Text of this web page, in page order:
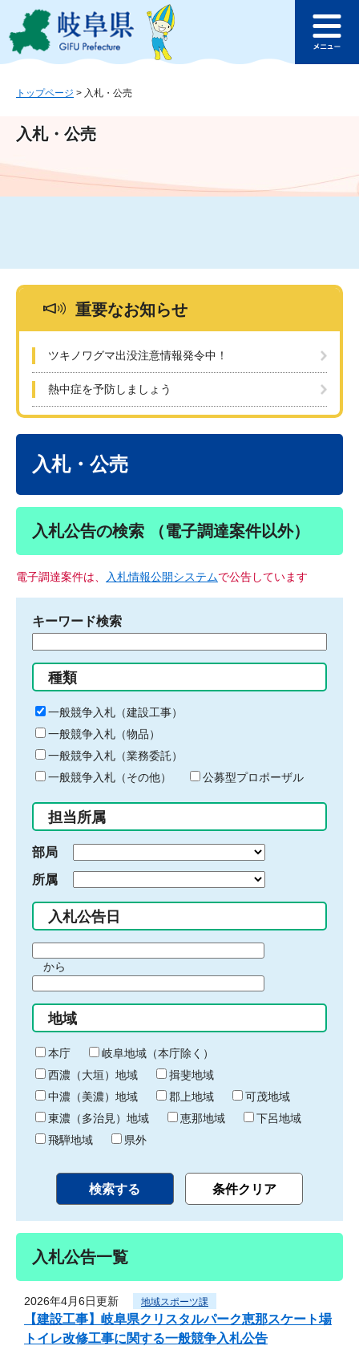
ジ
ュ
文
このページの本文へ
ュ
トップページ > 入札・公売
入札・公売
重要なお知らせ
ツキノワグマ出没注意情報発令中！
熱中症を予防しましょう
入札・公売
入札公告の検索 （電子調達案件以外）
電子調達案件は、 入札情報公開システムで公告しています
キーワード検索
る
キ
ー
ワ
ー
ド
入
力
種類
一般競争入札（建設工事）
一般競争入札（物品）
一般競争入札（業務委託）
一般競争入札（その他）
公募型プロポーザル
担当所属
部局
所属
入札公告日
間
始
り
から
間
終
わ
り
地域
本庁
岐阜地域（本庁除く）
西濃（大垣）地域
揖斐地域
中濃（美濃）地域
郡上地域
可茂地域
東濃（多治見）地域
恵那地域
下呂地域
飛騨地域
県外
入札公告一覧
2026年4月6日更新 地域スポーツ課
【建設工事】岐阜県クリスタルパーク恵那スケート場
トイレ改修工事に関する一般競争入札公告